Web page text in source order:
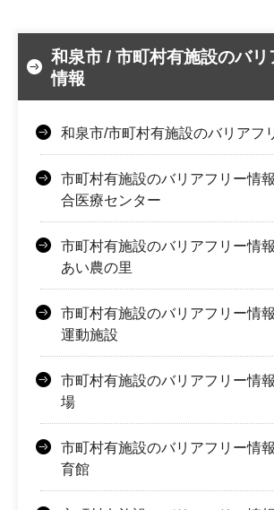
和泉市 / 市町村有施設のバリ
情報
和泉市/市町村有施設のバリアフ
市町村有施設のバリアフリー情
合医療センター
市町村有施設のバリアフリー情
あい農の里
市町村有施設のバリアフリー情
運動施設
市町村有施設のバリアフリー情
場
市町村有施設のバリアフリー情
育館